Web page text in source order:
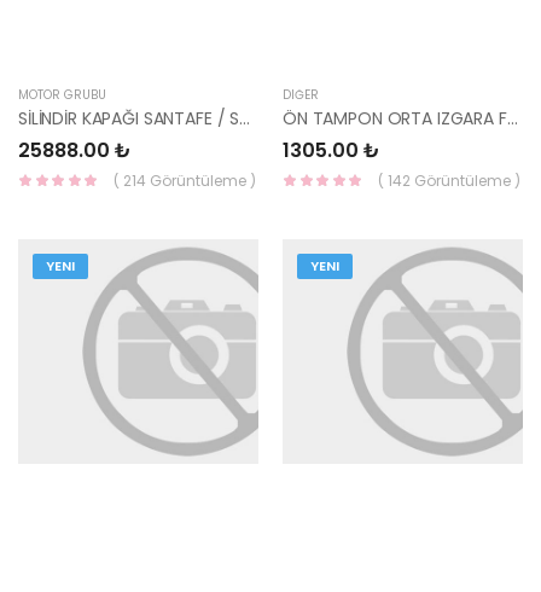
MOTOR GRUBU
SİLİNDİR KAPAĞI SANTAFE / SORENTO 06=> 2.2 CRDİ 22100-27400-YS
25888.00 ₺
( 214 Görüntüleme )
DIĞER
ÖN TAMPON ORTA IZGARA F/L 86561-3E500 HMC
1305.00 ₺
( 142 Görüntüleme )
YENI YENI